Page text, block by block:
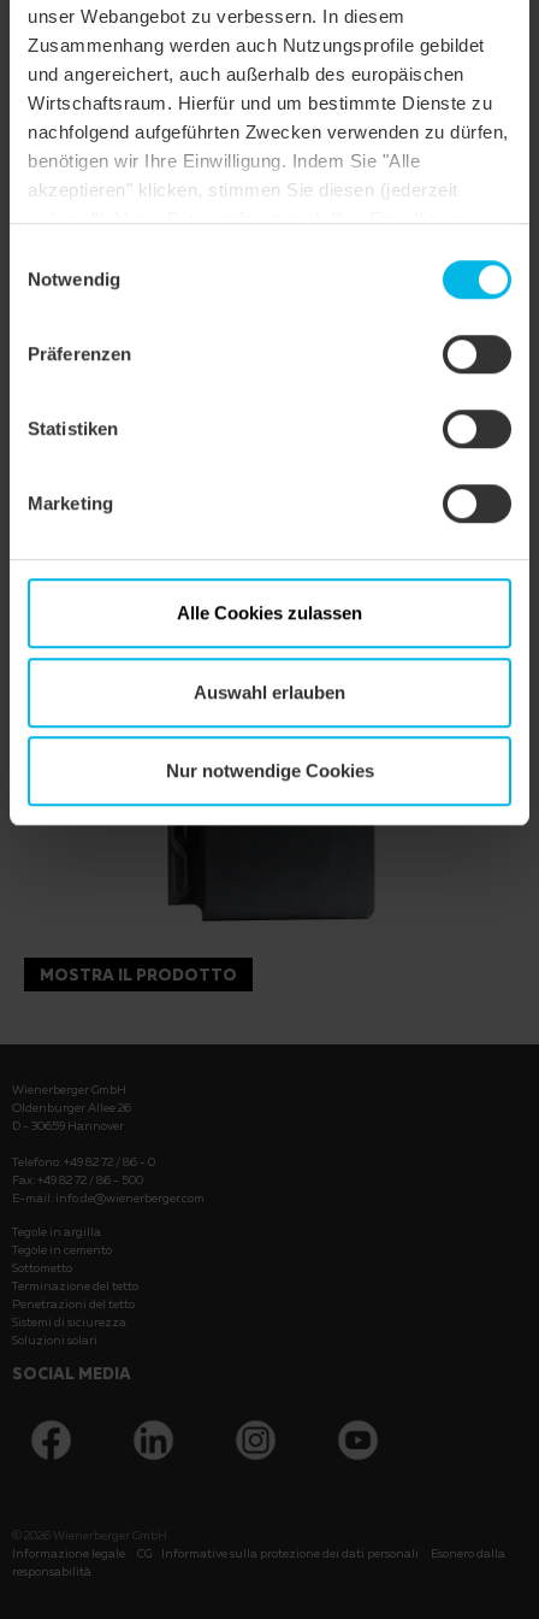
unser Webangebot zu verbessern. In diesem
Zusammenhang werden auch Nutzungsprofile gebildet
und angereichert, auch außerhalb des europäischen
Wirtschaftsraum. Hierfür und um bestimmte Dienste zu
nachfolgend aufgeführten Zwecken verwenden zu dürfen,
benötigen wir Ihre Einwilligung. Indem Sie "Alle
akzeptieren" klicken, stimmen Sie diesen (jederzeit
widerruflich) zu. Dies umfasst auch Ihre Einwilligung
Einstellungen ändern oder die Datenverarbeitung
Notwendig
Präferenzen
Statistiken
Marketing
Alle Cookies zulassen
Auswahl erlauben
Nur notwendige Cookies
Tipologia
oggetto
Casa unifamiliare
Forma del
tetto
Tetto a due falde
Colore tonalità ardesia ingobbiata
superficie
costruzione
Tipo di
raccordo colmo-aeratore, Tegola raccordo
colmo-aeratore, Tegola di colmo, Tegola di
MOSTRA IL PRODOTTO
Wienerberger GmbH
Oldenburger Allee 26
D - 30659 Hannover
Telefono: +49 82 72 / 86 - 0
Fax: +49 82 72 / 86 - 500
E-mail: info.de@wienerberger.com
Tegole in argilla
Tegole in cemento
Sottometto
Terminazione del tetto
Penetrazioni del tetto
Sistemi di siciurezza
Soluzioni solari
SOCIAL MEDIA
© 2026 Wienerberger GmbH
Informazione legale
CG Informative sulla protezione dei dati personali
Esonero dalla
responsabilità